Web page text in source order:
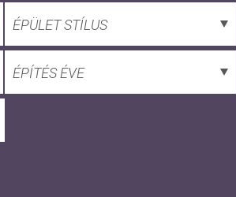
ÉPÜLET STÍLUS
ÉPÍTÉS ÉVE